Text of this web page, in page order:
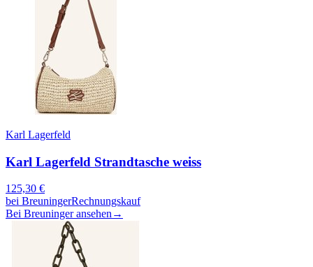
Karl Lagerfeld
Karl Lagerfeld Strandtasche weiss
125,30 €
bei BreuningerRechnungskauf
Bei Breuninger ansehen →